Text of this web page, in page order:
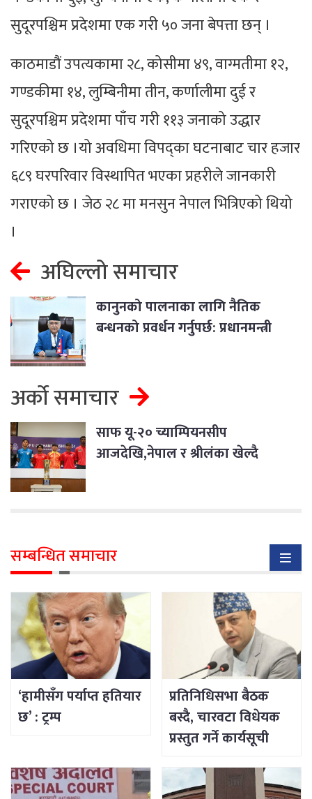
सुदूरपश्चिम प्रदेशमा एक गरी ५० जना बेपत्ता छन् ।
काठमाडौं उपत्यकामा २८, कोसीमा ४९, वाग्मतीमा १२,
गण्डकीमा १४, लुम्बिनीमा तीन, कर्णालीमा दुई र
सुदूरपश्चिम प्रदेशमा पाँच गरी ११३ जनाको उद्धार
गरिएको छ ।यो अवधिमा विपद्का घटनाबाट चार हजार
६८९ घरपरिवार विस्थापित भएका प्रहरीले जानकारी
गराएको छ । जेठ २८ मा मनसुन नेपाल भित्रिएको थियो
।
अघिल्लो समाचार
कानुनको पालनाका लागि नैतिक
बन्धनको प्रवर्धन गर्नुपर्छ: प्रधानमन्त्री
अर्को समाचार
साफ यू-२० च्याम्पियनसीप
आजदेखि,नेपाल र श्रीलंका खेल्दै
सम्बन्धित समाचार
‘हामीसँग पर्याप्त हतियार
छ’ : ट्रम्प
प्रतिनिधिसभा बैठक
बस्दै, चारवटा विधेयक
प्रस्तुत गर्ने कार्यसूची